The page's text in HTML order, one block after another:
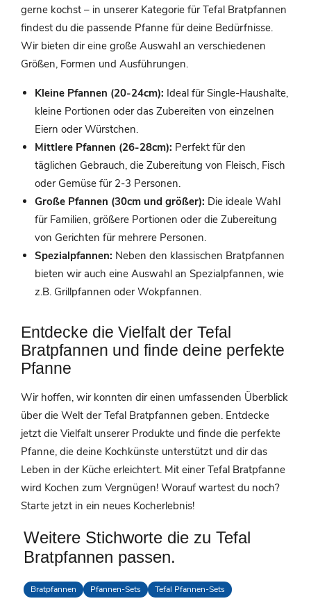
gerne kochst – in unserer Kategorie für Tefal Bratpfannen
findest du die passende Pfanne für deine Bedürfnisse.
Wir bieten dir eine große Auswahl an verschiedenen
Größen, Formen und Ausführungen.
Kleine Pfannen (20-24cm): Ideal für Single-Haushalte,
kleine Portionen oder das Zubereiten von einzelnen
Eiern oder Würstchen.
Mittlere Pfannen (26-28cm): Perfekt für den
täglichen Gebrauch, die Zubereitung von Fleisch, Fisch
oder Gemüse für 2-3 Personen.
Große Pfannen (30cm und größer): Die ideale Wahl
für Familien, größere Portionen oder die Zubereitung
von Gerichten für mehrere Personen.
Spezialpfannen: Neben den klassischen Bratpfannen
bieten wir auch eine Auswahl an Spezialpfannen, wie
z.B. Grillpfannen oder Wokpfannen.
Entdecke die Vielfalt der Tefal
Bratpfannen und finde deine perfekte
Pfanne
Wir hoffen, wir konnten dir einen umfassenden Überblick
über die Welt der Tefal Bratpfannen geben. Entdecke
jetzt die Vielfalt unserer Produkte und finde die perfekte
Pfanne, die deine Kochkünste unterstützt und dir das
Leben in der Küche erleichtert. Mit einer Tefal Bratpfanne
wird Kochen zum Vergnügen! Worauf wartest du noch?
Starte jetzt in ein neues Kocherlebnis!
Weitere Stichworte die zu Tefal
Bratpfannen passen.
Bratpfannen Pfannen-Sets Tefal Pfannen-Sets